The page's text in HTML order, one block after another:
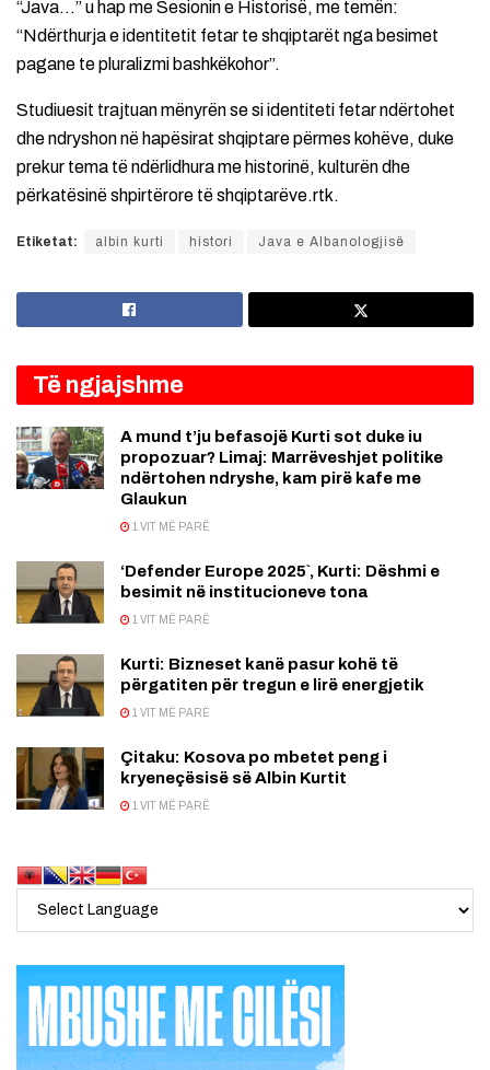
“Java…” u hap me Sesionin e Historisë, me temën:
“Ndërthurja e identitetit fetar te shqiptarët nga besimet
pagane te pluralizmi bashkëkohor”.
Studiuesit trajtuan mënyrën se si identiteti fetar ndërtohet
dhe ndryshon në hapësirat shqiptare përmes kohëve, duke
prekur tema të ndërlidhura me historinë, kulturën dhe
përkatësinë shpirtërore të shqiptarëve.rtk.
Etiketat: albin kurti histori Java e Albanologjisë
Të ngjajshme
A mund t’ju befasojë Kurti sot duke iu
propozuar? Limaj: Marrëveshjet politike
ndërtohen ndryshe, kam pirë kafe me
Glaukun
1 VIT MË PARË
‘Defender Europe 2025`, Kurti: Dëshmi e
besimit në institucioneve tona
1 VIT MË PARË
Kurti: Bizneset kanë pasur kohë të
përgatiten për tregun e lirë energjetik
1 VIT MË PARË
Çitaku: Kosova po mbetet peng i
kryeneçësisë së Albin Kurtit
1 VIT MË PARË